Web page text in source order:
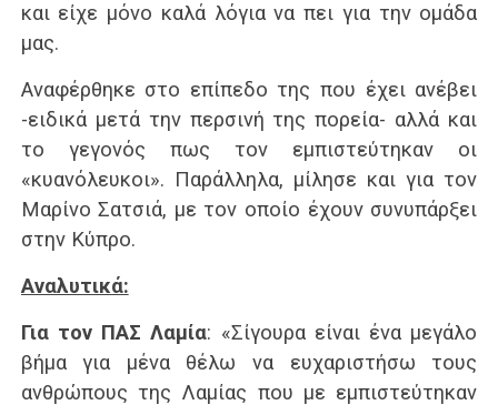
και είχε μόνο καλά λόγια να πει για την ομάδα
μας.
Αναφέρθηκε στο επίπεδο της που έχει ανέβει
-ειδικά μετά την περσινή της πορεία- αλλά και
το γεγονός πως τον εμπιστεύτηκαν οι
«κυανόλευκοι». Παράλληλα, μίλησε και για τον
Μαρίνο Σατσιά, με τον οποίο έχουν συνυπάρξει
στην Κύπρο.
Αναλυτικά:
Για τον ΠΑΣ Λαμία: «Σίγουρα είναι ένα μεγάλο
βήμα για μένα θέλω να ευχαριστήσω τους
ανθρώπους της Λαμίας που με εμπιστεύτηκαν